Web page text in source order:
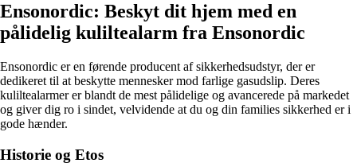
Ensonordic: Beskyt dit hjem med en
pålidelig kuliltealarm fra Ensonordic
Ensonordic er en førende producent af sikkerhedsudstyr, der er
dedikeret til at beskytte mennesker mod farlige gasudslip. Deres
kuliltealarmer er blandt de mest pålidelige og avancerede på markedet
og giver dig ro i sindet, velvidende at du og din families sikkerhed er i
gode hænder.
Historie og Etos